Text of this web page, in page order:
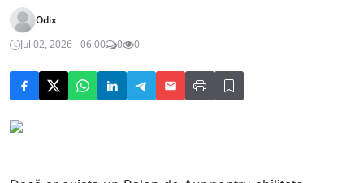
Odix
Jul 02, 2026 - 06:00
0 0